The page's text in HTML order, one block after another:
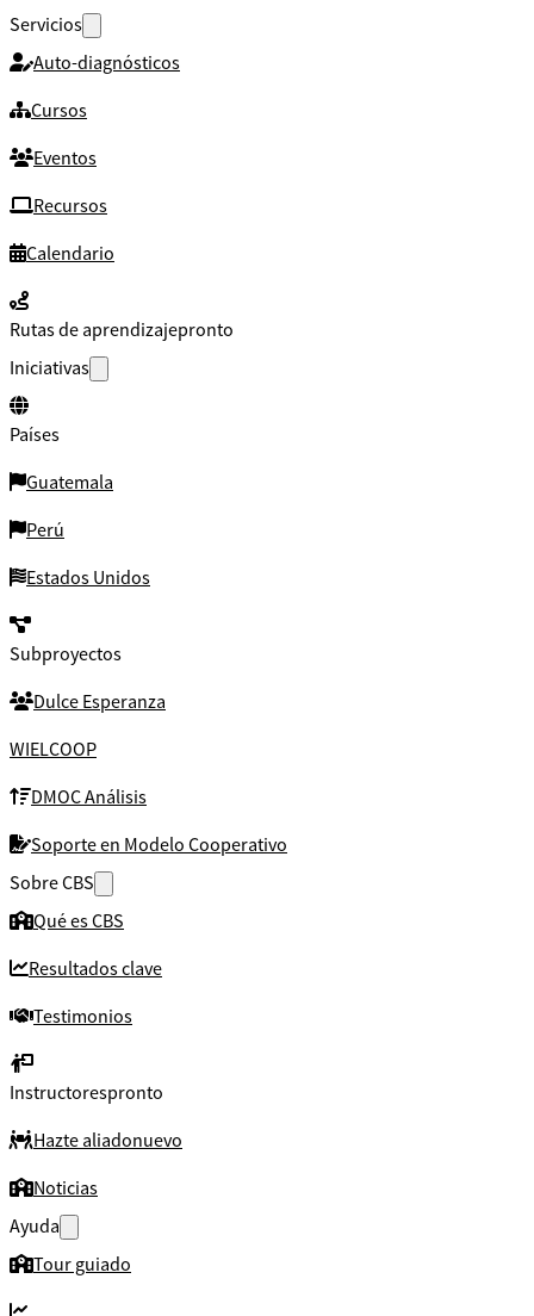
Servicios
Auto-diagnósticos
Cursos
Eventos
Recursos
Calendario
Rutas de aprendizajepronto
Iniciativas
Países
Guatemala
Perú
Estados Unidos
Subproyectos
Dulce Esperanza
WIELCOOP
DMOC Análisis
Soporte en Modelo Cooperativo
Sobre CBS
Qué es CBS
Resultados clave
Testimonios
Instructorespronto
Hazte aliadonuevo
Noticias
Ayuda
Tour guiado